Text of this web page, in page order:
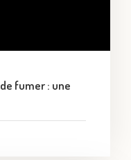
fumer : une